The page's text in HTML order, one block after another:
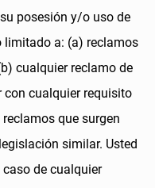
posesión y/o uso de
limitado a: (a) reclamos
cualquier reclamo de
cualquier requisito
que surgen
similar. Usted
de cualquier